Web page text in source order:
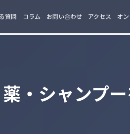
質問 コラム お問い合わせ アクセス オ
・シャンプ